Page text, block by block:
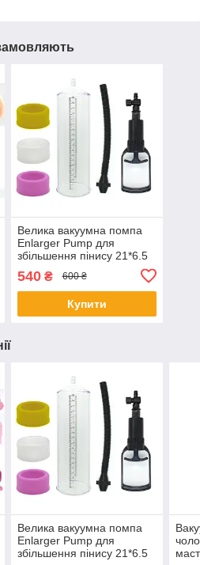
Велика вакуумна помпа
Enlarger Pump для
збільшення пінису 21*6.5
540₴ 600 ₴
Купити
Велика вакуумна помпа
Enlarger Pump для
збільшення пінису 21*6.5